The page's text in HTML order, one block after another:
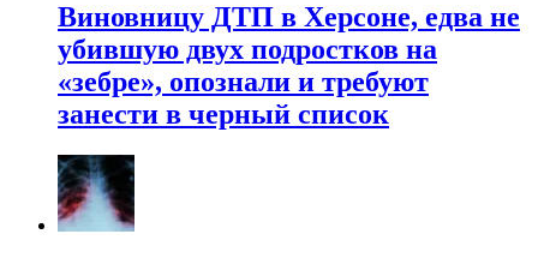
Виновницу ДТП в Херсоне, едва не
убившую двух подростков на
«зебре», опознали и требуют
занести в черный список